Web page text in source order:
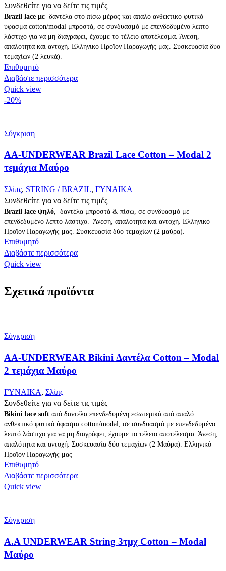
Συνδεθείτε για να δείτε τις τιμές
Brazil lace με δαντέλα στο πίσω μέρος και απαλό ανθεκτικό φυτικό
ύφασμα cotton/modal μπροστά, σε συνδυασμό με επενδεδυμένο λεπτό
λάστιχο για να μη διαγράφει, έχουμε το τέλειο αποτέλεσμα. Άνεση,
απαλότητα και αντοχή. Ελληνικό Προϊόν Παραγωγής μας. Συσκευασία δύο
τεμαχίων (2 λευκά).
Επιθυμητό
Διαβάστε περισσότερα
Quick view
-20%
Σύγκριση
AA-UNDERWEAR Brazil Lace Cotton – Modal 2
τεμάχια Μαύρο
Σλίπς, STRING / BRAZIL, ΓΥΝΑΙΚΑ
Συνδεθείτε για να δείτε τις τιμές
Brazil lace ψηλό, δαντέλα μπροστά & πίσω, σε συνδυασμό με
επενδεδυμένο λεπτό λάστιχο. Άνεση, απαλότητα και αντοχή. Ελληνικό
Προϊόν Παραγωγής μας. Συσκευασία δύο τεμαχίων (2 μαύρα).
Επιθυμητό
Διαβάστε περισσότερα
Quick view
Σχετικά προϊόντα
Σύγκριση
AA-UNDERWEAR Bikini Δαντέλα Cotton – Modal
2 τεμάχια Μαύρο
ΓΥΝΑΙΚΑ, Σλίπς
Συνδεθείτε για να δείτε τις τιμές
Bikini lace soft από δαντέλα επενδεδυμένη εσωτερικά από απαλό
ανθεκτικό φυτικό ύφασμα cotton/modal, σε συνδυασμό με επενδεδυμένο
λεπτό λάστιχο για να μη διαγράφει, έχουμε το τέλειο αποτέλεσμα. Άνεση,
απαλότητα και αντοχή. Συσκευασία δύο τεμαχίων (2 Μαύρα). Ελληνικό
Προϊόν Παραγωγής μας
Επιθυμητό
Διαβάστε περισσότερα
Quick view
Σύγκριση
Α.A UNDERWEAR String 3τμχ Cotton – Modal
Μαύρο